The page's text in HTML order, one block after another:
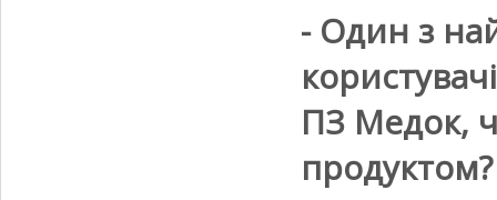
- Один з
ПЗ Медок,
продуктом?